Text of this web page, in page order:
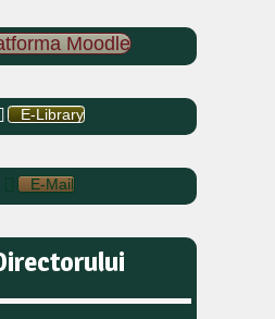
Moodle
E-Library
E-Mail